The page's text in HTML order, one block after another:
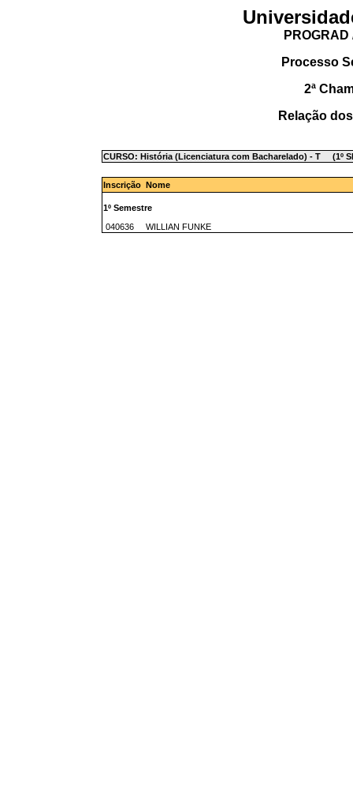
Processo
2ª
Relação
CURSO: História (Licenciatura com Bacharelado) - T (1º
Inscrição Nome
1º Semestre
040636 WILLIAN FUNKE